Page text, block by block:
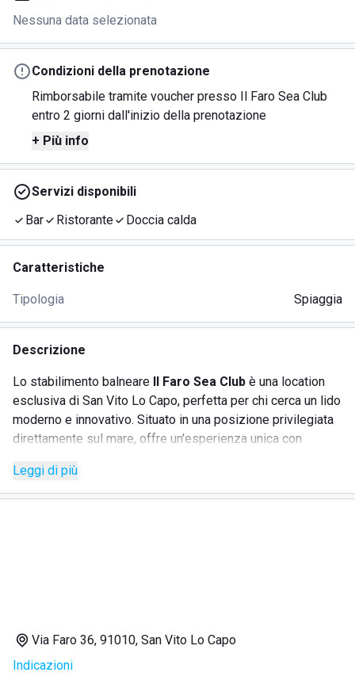
Nessuna data selezionata
Condizioni della prenotazione
Rimborsabile tramite voucher presso Il Faro Sea Club
entro 2 giorni dall'inizio della prenotazione
+ Più info
Servizi disponibili
Bar
Ristorante Doccia calda
Caratteristiche
Tipologia Spiaggia
Descrizione
Lo stabilimento balneare Il Faro Sea Club è una location
esclusiva di San Vito Lo Capo, perfetta per chi cerca un lido
moderno e innovativo. Situato in una posizione privilegiata
direttamente sul mare, offre un'esperienza unica con
sassolini. L'area attrezzata dispone di ombrelloni, lettini,
tavolini e sedie di plastica per un'esperienza trendy. Il
SERVIZI
Leggi di più
Via Faro 36, 91010, San Vito Lo Capo
Indicazioni